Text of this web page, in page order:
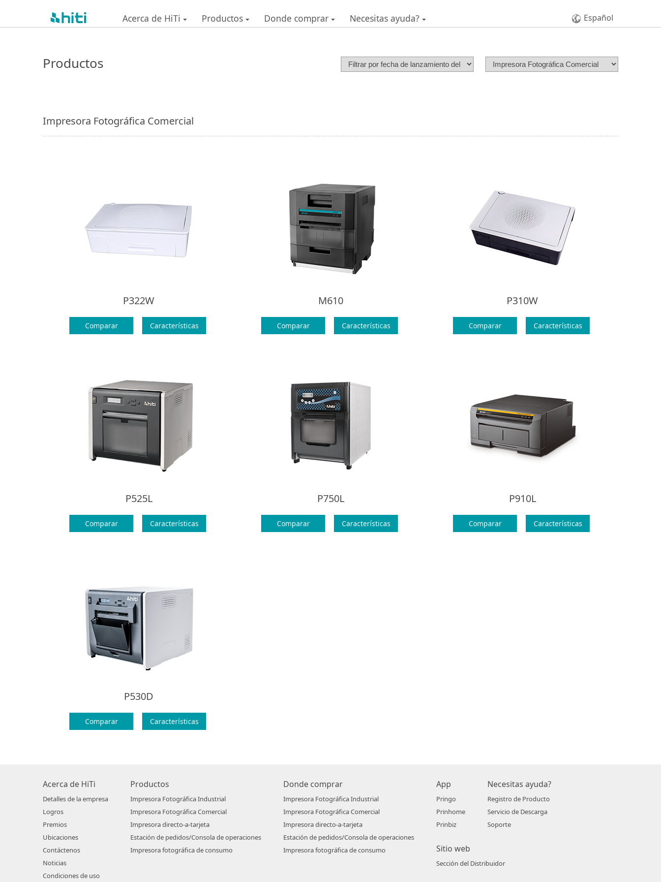
Acerca de HiTi Productos Donde comprar Necesitas ayuda? Español
Productos
Impresora Fotográfica Comercial
P322W
Comparar Características
M610
Comparar Características
P310W
Comparar Características
P525L
Comparar Características
P750L
Comparar Características
P910L
Comparar Características
P530D
Comparar Características
Especificaciones
Acerca de HiTi
Detalles de la empresa
Logros
Premios
Ubicaciones
Contáctenos
Noticias
Condiciones de uso
Productos
Impresora Fotográfica Industrial
Impresora Fotográfica Comercial
Impresora directo-a-tarjeta
Estación de pedidos/Consola de operaciones
Impresora fotográfica de consumo
Donde comprar
Impresora Fotográfica Industrial
Impresora Fotográfica Comercial
Impresora directo-a-tarjeta
Estación de pedidos/Consola de operaciones
Impresora fotográfica de consumo
App
Pringo
Prinhome
Prinbiz
Necesitas ayuda?
Registro de Producto
Servicio de Descarga
Soporte
Sitio web
Sección del Distribuidor